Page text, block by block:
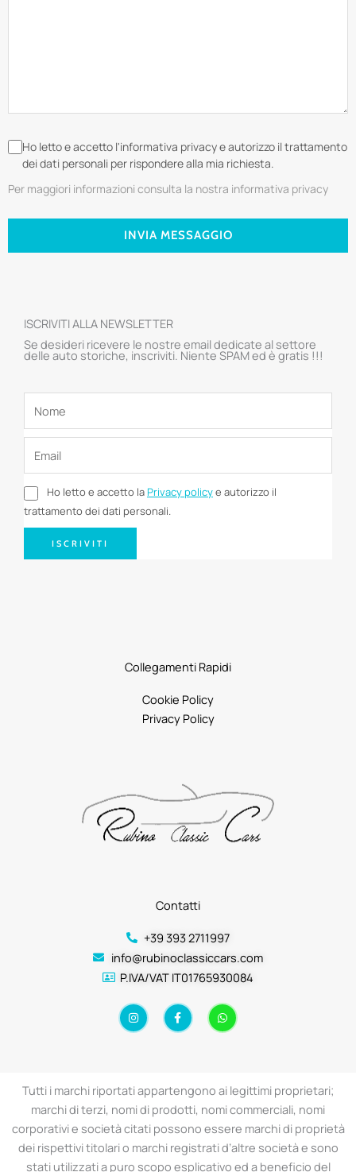
Ho letto e accetto l'informativa privacy e autorizzo il trattamento
dei dati personali per rispondere alla mia richiesta.
Per maggiori informazioni consulta la nostra informativa privacy
INVIA MESSAGGIO
ISCRIVITI ALLA NEWSLETTER
Se desideri ricevere le nostre email dedicate al settore
delle auto storiche, inscriviti. Niente SPAM ed è gratis !!!
Ho letto e accetto laPrivacy policye autorizzo il
trattamento dei dati personali.
ISCRIVITI
Contatti
+39 393 2711997
info@rubinoclassiccars.com
P.IVA/VAT IT01765930084
I
n
s
a
m
F
a
c
k
-
f
W
h
a
p
Collegamenti Rapidi
Cookie Policy
Privacy Policy
Tutti i marchi riportati appartengono ai legittimi proprietari;
marchi di terzi, nomi di prodotti, nomi commerciali, nomi
corporativi e società citati possono essere marchi di proprietà
dei rispettivi titolari o marchi registrati d’altre società e sono
stati utilizzati a puro scopo esplicativo ed a beneficio del